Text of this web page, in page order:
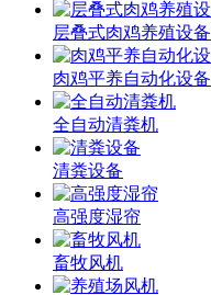
层叠式肉鸡养殖设备
肉鸡平养自动化设备
全自动清粪机
清粪设备
高强度湿帘
畜牧风机